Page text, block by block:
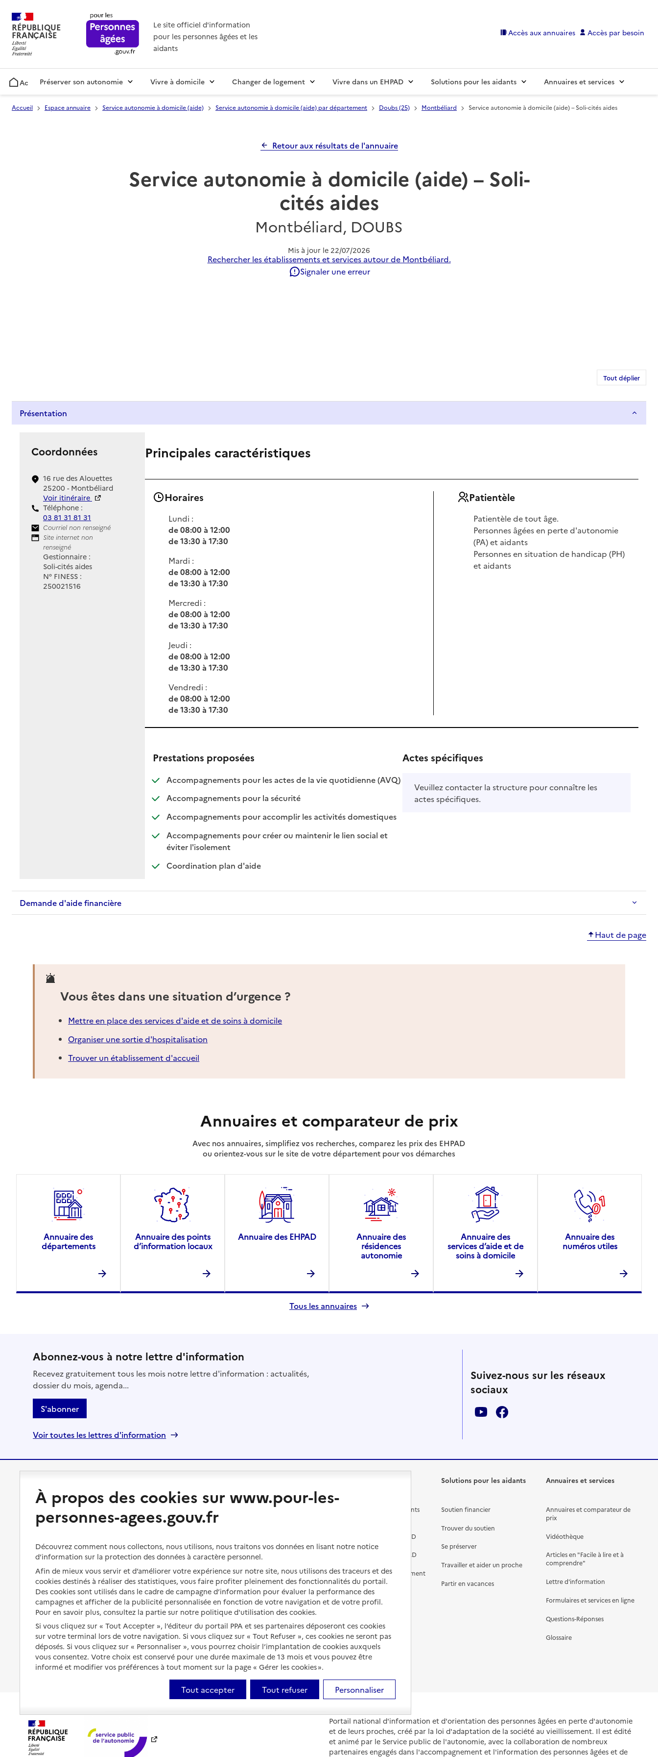
RÉPUBLIQUE
FRANÇAISE
Le site officiel d'information
pour les personnes âgées et les
aidants
Accès aux annuaires Accès par besoin
AccueilPréserver son autonomie Vivre à domicile Changer de logement Vivre dans un EHPAD Solutions pour les aidants Annuaires et services
Accueil Espace annuaire Service autonomie à domicile (aide) Service autonomie à domicile (aide) par département Doubs (25) Montbéliard Service autonomie à domicile (aide) – Soli-cités aides
Retour aux résultats de l'annuaire
Service autonomie à domicile (aide) – Soli-
cités aides
Montbéliard, DOUBS
Mis à jour le 22/07/2026
Rechercher les établissements et services autour de Montbéliard.
Signaler une erreur
Tout déplier
Présentation
Coordonnées
16 rue des Alouettes
25200 - Montbéliard
Voir itinéraire
Téléphone :
03 81 31 81 31
Contact
Courriel non renseigné
Site Internet
Site internet non
renseigné
Gestionnaire :
Soli-cités aides
N° FINESS :
250021516
Principales caractéristiques
Horaires
Lundi :
de 08:00 à 12:00
de 13:30 à 17:30
Mardi :
de 08:00 à 12:00
de 13:30 à 17:30
Mercredi :
de 08:00 à 12:00
de 13:30 à 17:30
Jeudi :
de 08:00 à 12:00
de 13:30 à 17:30
Vendredi :
de 08:00 à 12:00
de 13:30 à 17:30
Patientèle
Patientèle de tout âge.
Personnes âgées en perte d'autonomie
(PA) et aidants
Personnes en situation de handicap (PH)
et aidants
Prestations proposées
Accompagnements pour les actes de la vie quotidienne (AVQ): disponible
: non disponible
Accompagnements pour la sécurité: disponible
: non disponible
Accompagnements pour accomplir les activités domestiques: disponible
: non disponible
Accompagnements pour créer ou maintenir le lien social et
éviter l'isolement: disponible
: non disponible
Coordination plan d'aide: disponible
: non disponible
Actes spécifiques
Veuillez contacter la structure pour connaître les
actes spécifiques.
Demande d'aide financière
Haut de page
Vous êtes dans une situation d’urgence ?
Mettre en place des services d'aide et de soins à domicile
Organiser une sortie d'hospitalisation
Trouver un établissement d'accueil
Annuaires et comparateur de prix
Avec nos annuaires, simplifiez vos recherches, comparez les prix des EHPAD
ou orientez-vous sur le site de votre département pour vos démarches
Annuaire des
départements
Annuaire des points
d’information locaux
Annuaire des EHPAD
Annuaire des
résidences
autonomie
Annuaire des
services d’aide et de
soins à domicile
Annuaire des
numéros utiles
Tous les annuaires
Abonnez-vous à notre lettre d'information
Recevez gratuitement tous les mois notre lettre d'information : actualités,
dossier du mois, agenda...
S'abonner
Voir toutes les lettres d'information
Suivez-nous sur les réseaux
sociaux
Perte d'autonomie : évaluation
et droits
s'équiper
Préserver son autonomie et sa
santé
Organiser à l'avance sa propre
Les mesures de protection
Les obligations de la famille
À qui s’adresser ?
Les politiques du grand âge
Bénéficier de soins à domicile
Aides financières
Partager son logement
Vivre à domicile avec une
maladie ou un handicap
Être hospitalisé
Fin de vie à domicile
Les questions à se poser
Vivre chez un proche
Vivre en accueil familial
Autres solutions de logement
Les différents établissements
Préparer l'entrée en EHPAD
Aides financières en EHPAD
Prévention, accompagnement
et soins
Comprendre les prix en
Droits en EHPAD
Fin de vie en EHPAD
Solutions pour les aidants
Soutien financier
Trouver du soutien
Se préserver
Travailler et aider un proche
Partir en vacances
Annuaires et services
Annuaires et comparateur de
prix
Vidéothèque
Articles en "Facile à lire et à
comprendre"
Lettre d'information
Formulaires et services en ligne
Questions-Réponses
Glossaire
Portail national d'information et d'orientation des personnes âgées en perte d'autonomie
et de leurs proches, créé par la loi d'adaptation de la société au vieillissement. Il est édité
et animé par le Service public de l'autonomie, avec la collaboration de nombreux
partenaires engagés dans l'accompagnement et l'information des personnes âgées et de
À propos des cookies sur www.pour-les-
personnes-agees.gouv.fr
Découvrez comment nous collectons, nous utilisons, nous traitons vos données en lisant notre notice
d’information sur la protection des données à caractère personnel.
Afin de mieux vous servir et d’améliorer votre expérience sur notre site, nous utilisons des traceurs et des
cookies destinés à réaliser des statistiques, vous faire profiter pleinement des fonctionnalités du portail.
Des cookies sont utilisés dans le cadre de campagne d’information pour évaluer la performance des
campagnes et afficher de la publicité personnalisée en fonction de votre navigation et de votre profil.
Pour en savoir plus, consultez la partie sur notre politique d'utilisation des cookies.
Si vous cliquez sur « Tout Accepter », l’éditeur du portail PPA et ses partenaires déposeront ces cookies
sur votre terminal lors de votre navigation. Si vous cliquez sur « Tout Refuser », ces cookies ne seront pas
déposés. Si vous cliquez sur « Personnaliser », vous pourrez choisir l’implantation de cookies auxquels
vous consentez. Votre choix est conservé pour une durée maximale de 13 mois et vous pouvez être
informé et modifier vos préférences à tout moment sur la page « Gérer les cookies ».
Tout accepter Tout refuser Personnaliser